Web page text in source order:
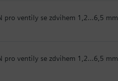
pro ventily se zdvihem 1,2...6,5 mm
pro ventily se zdvihem 1,2...6,5 mm